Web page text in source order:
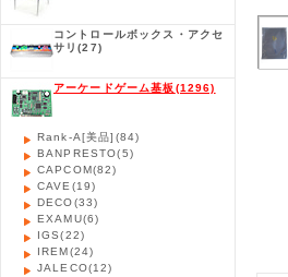
コントロールボックス・アクセ
サリ(27)
アーケードゲーム基板 (1296)
Rank-A[美品] (84)
BANPRESTO(5)
CAPCOM(82)
CAVE (19)
DECO(33)
EXAMU(6)
IGS(22)
IREM(24)
JALECO(12)